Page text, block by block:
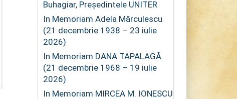
Buhagiar, Președintele UNITER
In Memoriam Adela Mărculescu
(21 decembrie 1938 – 23 iulie
2026)
In Memoriam DANA TAPALAGĂ
(21 decembrie 1968 – 19 iulie
2026)
In Memoriam MIRCEA M. IONESCU